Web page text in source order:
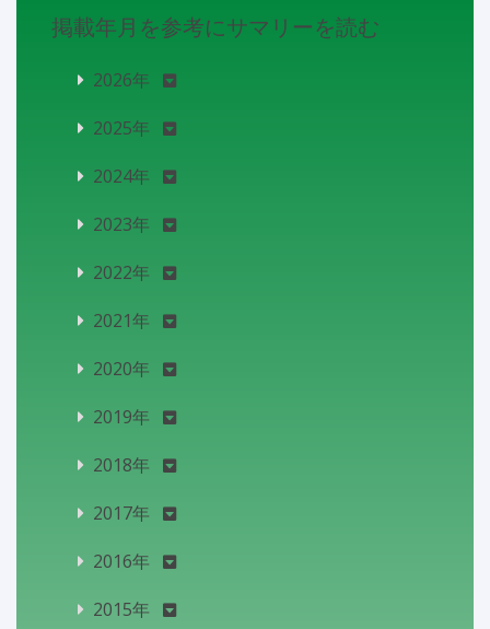
掲載年月を参考にサマリーを読む
2026年
2025年
2024年
2023年
2022年
2021年
2020年
2019年
2018年
2017年
2016年
2015年